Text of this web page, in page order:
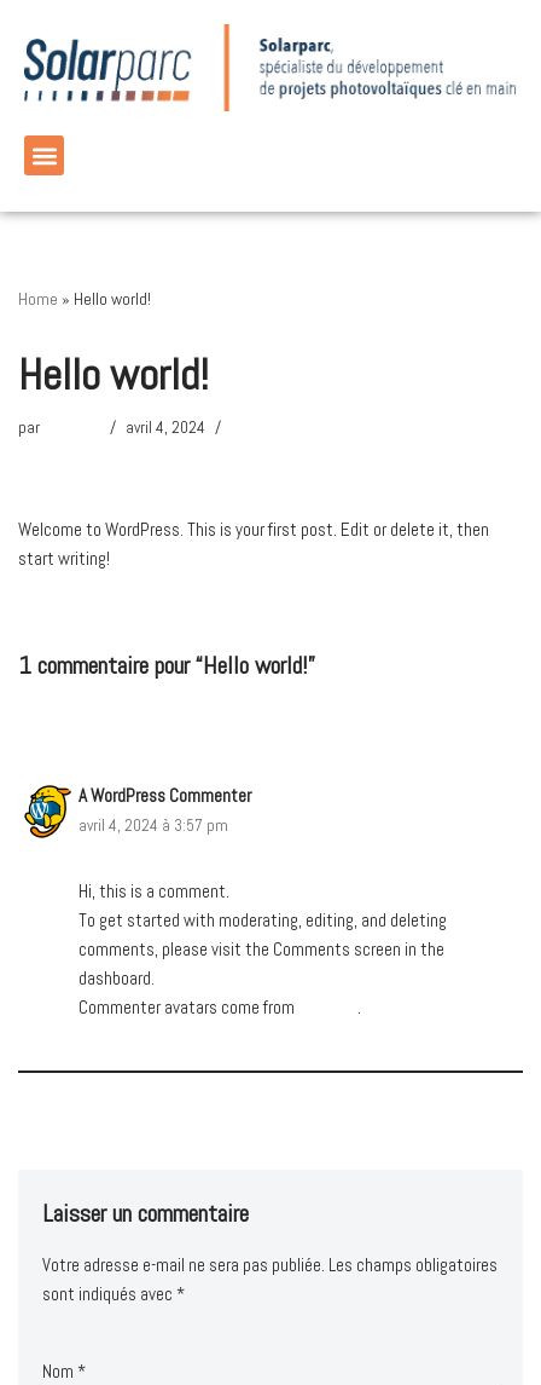
Aller
au
Home » Hello world!
Hello world!
par avril 4, 2024
Welcome to WordPress. This is your first post. Edit or delete it, then
start writing!
1 commentaire pour “Hello world!”
A WordPress Commenter
avril 4, 2024 à 3:57 pm
Hi, this is a comment.
To get started with moderating, editing, and deleting
comments, please visit the Comments screen in the
dashboard.
Commenter avatars come from
.
Laisser un commentaire
Votre adresse e-mail ne sera pas publiée. Les champs obligatoires
sont indiqués avec *
Nom *